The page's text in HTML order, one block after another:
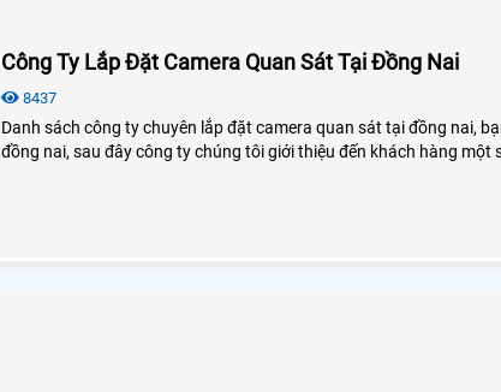
Công Ty Lắp Đặt Camera Quan Sát Tại Đồng Nai
8437
Danh sách công ty chuyên lắp đặt camera quan sát tại đồng nai,
đồng nai, sau đây công ty chúng tôi giới thiệu đến khách hàng